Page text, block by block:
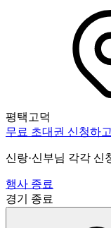
평택고덕
무료 초대권 신청하
신랑·신부님 각각 신
행사 종료
경기
종료